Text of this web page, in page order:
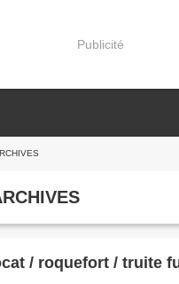
Publicité
/ roquefort / truite